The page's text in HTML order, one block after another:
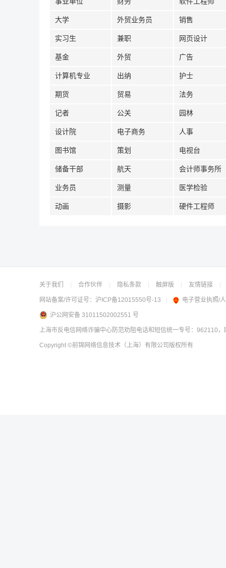
大学 外贸业务员 销售
实习生 兼职 网页设计
基金 外贸 广告
计算机专业 出纳 护士
期货 贸易 法务
记者 公关 园林
设计院 电子商务 人事
图书馆 策划 电视台
储备干部 航天 会计师事务所
业务员 测量 医学检验
动画 摄影 硬件工程师
关于我们 合作伙伴 隐私条款 触屏版 友情链接
网站备案/许可证号： 沪ICP备12015550号-13 电子营业执照/
沪公网安备 31011502002551 号
上海市反电信网络诈骗中心防范劝阻电话和短信统一专号：962110
Copyright ©前锦网络信息技术（上海）有限公司 版权所有